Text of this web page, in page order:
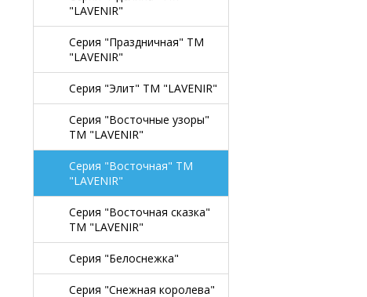
"LAVENIR"
Серия "Праздничная" TM
"LAVENIR"
Серия "Элит" TM "LAVENIR"
Серия "Восточные узоры"
TM "LAVENIR"
Серия "Восточная" TM
"LAVENIR"
Серия "Восточная сказка"
TM "LAVENIR"
Серия "Белоснежка"
Серия "Снежная королева"